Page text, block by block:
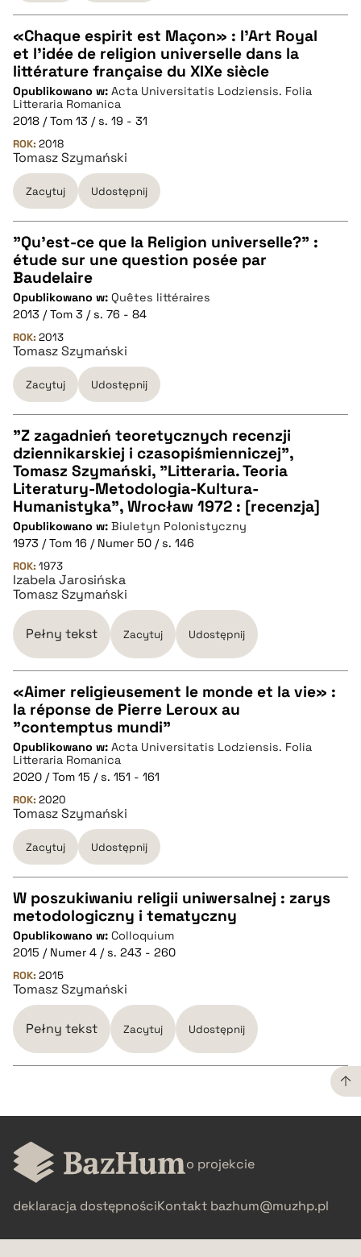
pobierz cytat
CZYSTY TEKST
pobierz cytat
BIBTEX
pobierz cytat
«Chaque espirit est Maçon» : l'Art Royal
et l'idée de religion universelle dans la
littérature française du XIXe siècle
Opublikowano w: Acta Universitatis Lodziensis. Folia
Litteraria Romanica
2018 / Tom 13 / s. 19 - 31
ROK: 2018
Tomasz Szymański
Zacytuj Udostępnij
CZYSTY TEKST
pobierz cytat
BIBTEX
pobierz cytat
"Qu'est-ce que la Religion universelle?" :
étude sur une question posée par
Baudelaire
Opublikowano w: Quêtes littéraires
2013 / Tom 3 / s. 76 - 84
ROK: 2013
Tomasz Szymański
Zacytuj Udostępnij
CZYSTY TEKST
pobierz cytat
BIBTEX
pobierz cytat
"Z zagadnień teoretycznych recenzji
dziennikarskiej i czasopiśmienniczej",
Tomasz Szymański, "Litteraria. Teoria
Literatury-Metodologia-Kultura-
Humanistyka", Wrocław 1972 : [recenzja]
Opublikowano w: Biuletyn Polonistyczny
1973 / Tom 16 / Numer 50 / s. 146
ROK: 1973
Izabela Jarosińska
Tomasz Szymański
Pełny tekst Zacytuj Udostępnij
CZYSTY TEKST
pobierz cytat
BIBTEX
pobierz cytat
«Aimer religieusement le monde et la vie» :
la réponse de Pierre Leroux au
"contemptus mundi"
Opublikowano w: Acta Universitatis Lodziensis. Folia
Litteraria Romanica
2020 / Tom 15 / s. 151 - 161
ROK: 2020
Tomasz Szymański
Zacytuj Udostępnij
CZYSTY TEKST
pobierz cytat
BIBTEX
pobierz cytat
W poszukiwaniu religii uniwersalnej : zarys
metodologiczny i tematyczny
Opublikowano w: Colloquium
2015 / Numer 4 / s. 243 - 260
ROK: 2015
Tomasz Szymański
Pełny tekst Zacytuj Udostępnij
CZYSTY TEKST
pobierz cytat
BIBTEX
o projekcie
deklaracja dostępnościKontakt bazhum@muzhp.pl